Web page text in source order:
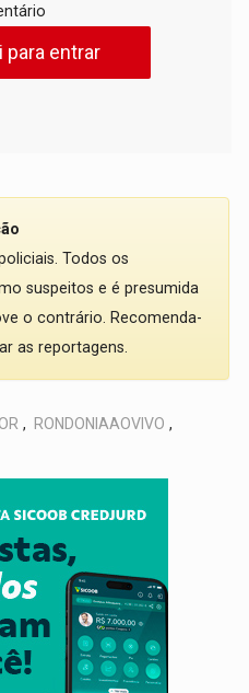
para entrar
Todos os
suspeitos e é presumida
o contrário. Recomenda-
as reportagens.
, RONDONIAAOVIVO ,